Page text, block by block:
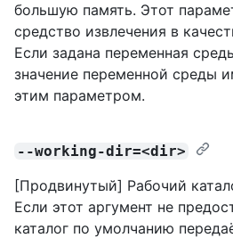
большую память. Этот
средство извлечения в
Если задана переменная
значение переменной среды
этим параметром.
--working-dir=<dir>
[Продвинутый] Рабочий
Если этот аргумент не
каталог по умолчанию